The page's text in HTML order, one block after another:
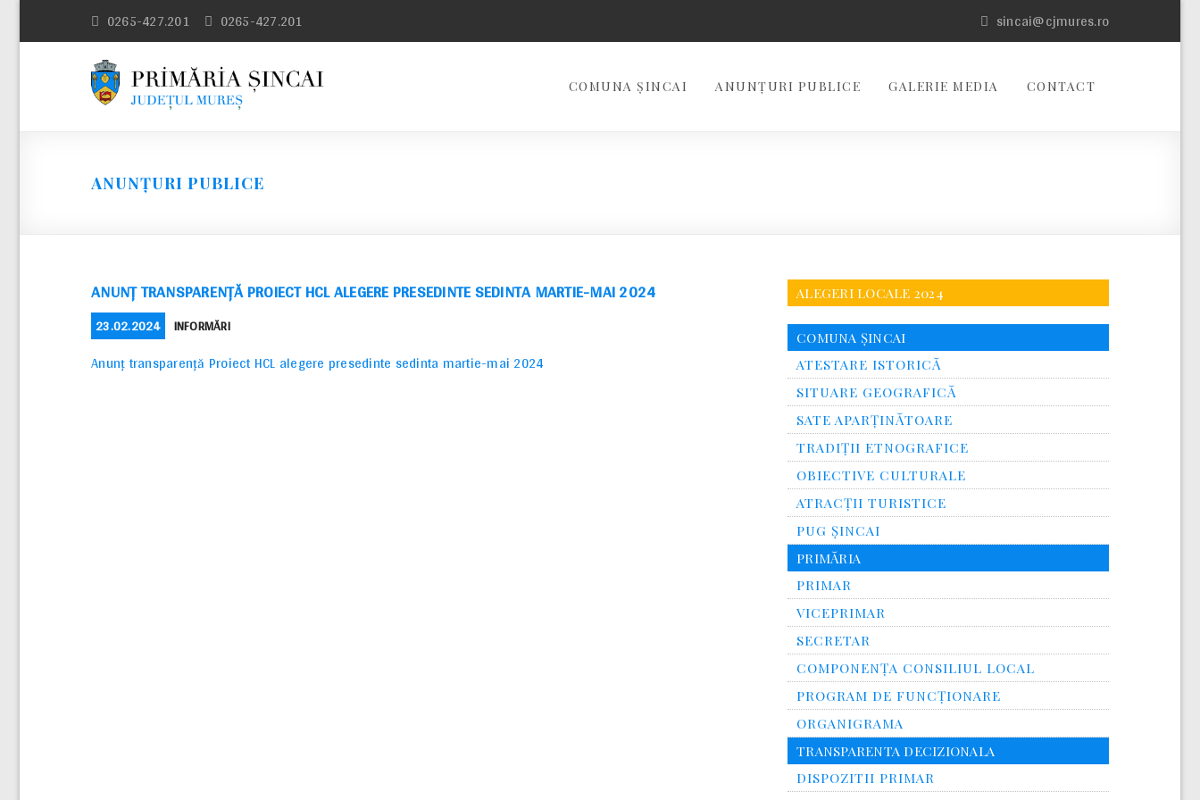
0265-427.201 0265-427.201 sincai@cjmures.ro
COMUNA ȘINCAI ANUNȚURI PUBLICE GALERIE MEDIA CONTACT
ANUNȚURI PUBLICE
ANUNȚ TRANSPARENȚĂ PROIECT HCL ALEGERE PRESEDINTE SEDINTA MARTIE-MAI 2024
POSTED
ON
23.02.2024 CATEGORIES
INFORMĂRI
Anunț transparență Proiect HCL alegere presedinte sedinta martie-mai 2024
ALEGERI LOCALE 2024
COMUNA ȘINCAI
ATESTARE ISTORICĂ
SITUARE GEOGRAFICĂ
SATE APARȚINĂTOARE
TRADIȚII ETNOGRAFICE
OBIECTIVE CULTURALE
ATRACȚII TURISTICE
PUG ȘINCAI
PRIMĂRIA
PRIMAR
VICEPRIMAR
SECRETAR
COMPONENȚA CONSILIUL LOCAL
PROGRAM DE FUNCȚIONARE
ORGANIGRAMA
TRANSPARENTA DECIZIONALA
DISPOZITII PRIMAR